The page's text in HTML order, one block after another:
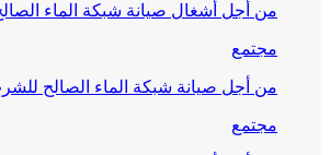
من أجل أشغال صيانة شبكة الماء
مجتمع
من أجل صيانة شبكة الماء الصالح
مجتمع